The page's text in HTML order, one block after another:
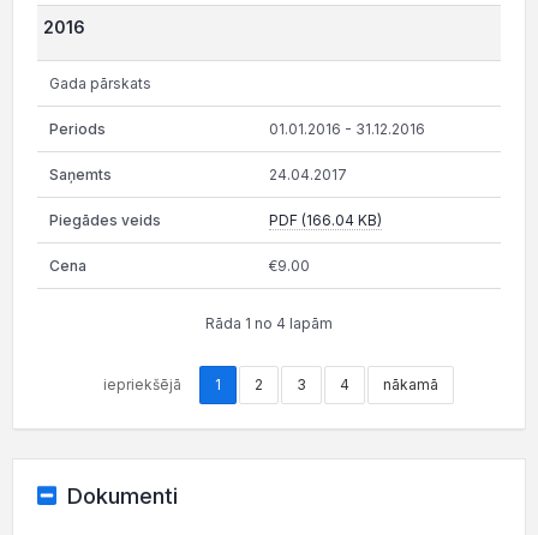
2016
Gada pārskats
01.01.2016 - 31.12.2016
24.04.2017
PDF (166.04 KB)
€9.00
Rāda 1 no 4 lapām
iepriekšējā 1 2 3 4 nākamā
Dokumenti